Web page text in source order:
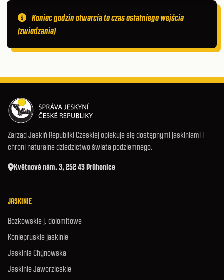
Koniec godzin otwarcia to czas ostatniego wejścia
(zwiedzania)
Zarząd Jaskiń Republiki Czeskiej opiekuje się dostępnymi jaskiniami i
chroni naturalne dziedzictwo świata podziemnego.
Květnové nám. 3, 252 43 Průhonice
JASKINIE
Bozkowskie j. dolomitowe
Koniepruskie jaskinie
Jaskinia Chýnowska
Jaskinie Jaworzicskie